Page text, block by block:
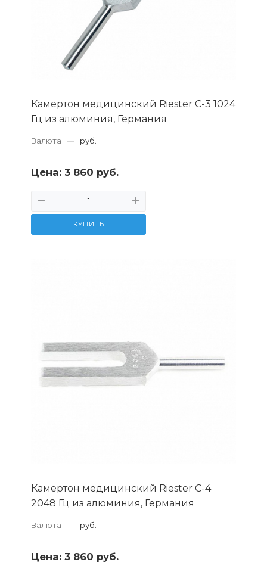
Камертон медицинский Riester C-3 1024
Гц из алюминия, Германия
Валюта — руб.
Цена: 3 860 руб.
КУПИТЬ
Камертон медицинский Riester С-4
2048 Гц из алюминия, Германия
Валюта — руб.
Цена: 3 860 руб.